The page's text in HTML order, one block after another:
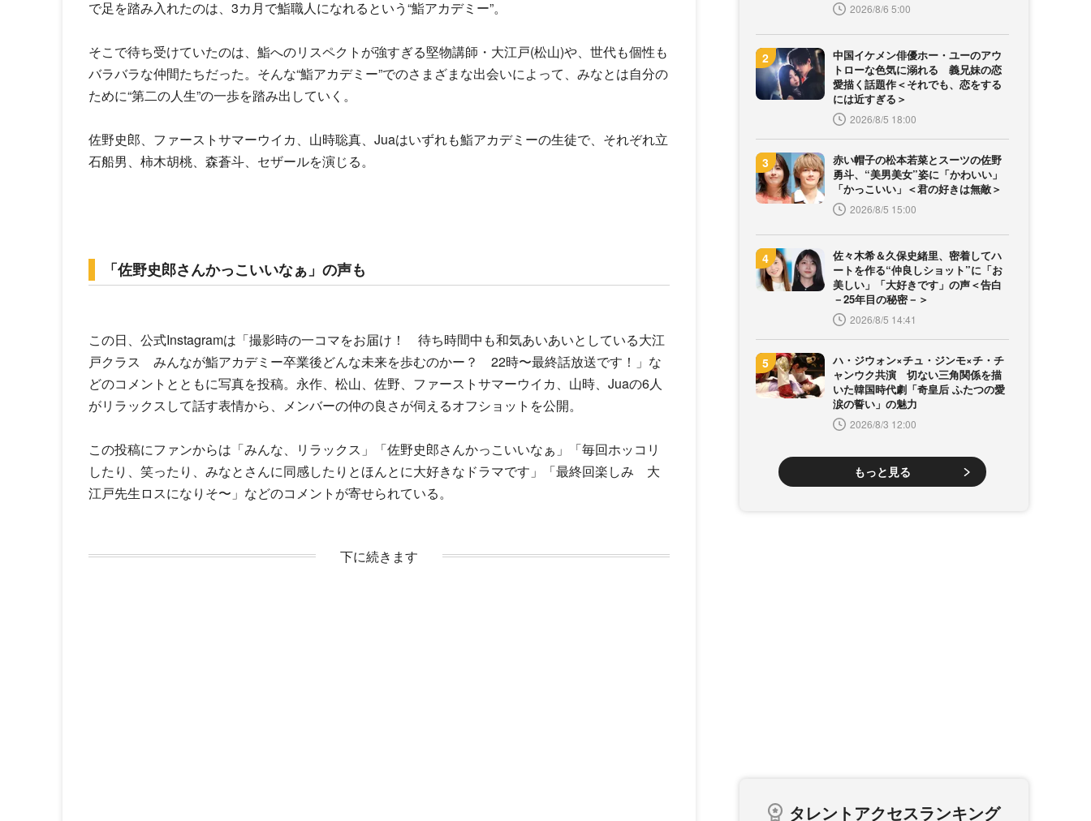
で足を踏み入れたのは、3カ月で鮨職人になれるという“鮨アカデミー”。
そこで待ち受けていたのは、鮨へのリスペクトが強すぎる堅物講師・大江戸(松山)や、世代も個性も
バラバラな仲間たちだった。そんな“鮨アカデミー”でのさまざまな出会いによって、みなとは自分の
ために“第二の人生”の一歩を踏み出していく。
佐野史郎 ファーストサマーウイカ 山時聡真 、Juaはいずれも鮨アカデミーの生徒で、それぞれ立
石船男、柿木胡桃、森蒼斗、セザールを演じる。
「佐野史郎さんかっこいいなぁ」の声も
この日、公式Instagramは「撮影時の一コマをお届け！ 待ち時間中も和気あいあいとしている大江
戸クラス みんなが鮨アカデミー卒業後どんな未来を歩むのかー？ 22時〜最終話放送です！」な
どのコメントとともに写真を投稿。永作、松山、佐野、 ファーストサマーウイカ 、山時、Juaの6人
がリラックスして話す表情から、メンバーの仲の良さが伺えるオフショットを公開。
この投稿にファンからは「みんな、リラックス」「佐野史郎さんかっこいいなぁ」「毎回ホッコリ
したり、笑ったり、みなとさんに同感したりとほんとに大好きなドラマです」「最終回楽しみ 大
江戸先生ロスになりそ〜」などのコメントが寄せられている。
下に続きます
2026/8/6 5:00
中国イケメン俳優ホー・ユーのアウ
トローな色気に溺れる 義兄妹の恋
愛描く話題作＜それでも、恋をする
には近すぎる＞
2026/8/5 18:00
赤い帽子の松本若菜とスーツの佐野
勇斗、“美男美女”姿に「かわいい」
「かっこいい」＜君の好きは無敵＞
2026/8/5 15:00
佐々木希＆久保史緒里、密着してハ
ートを作る“仲良しショット”に「お
美しい」「大好きです」の声＜告白
－25年目の秘密－＞
2026/8/5 14:41
ハ・ジウォン×チュ・ジンモ×チ・チ
ャンウク共演 切ない三角関係を描
いた韓国時代劇「奇皇后 ふたつの愛
涙の誓い」の魅力
2026/8/3 12:00
もっと見る
タレントアクセスランキング